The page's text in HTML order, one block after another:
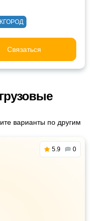
Связаться
варианты по другим
5.9 0